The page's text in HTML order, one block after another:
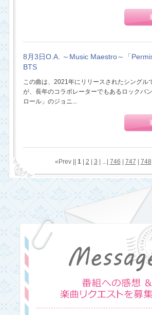
8月3日O.A. ～Music Maestro～「
BTS
この曲は、2021年にリリースされたシングル
が、長年のコラボレーターでもあるロックバ
ロール」のジョニ...
«Prev || 1| 2 3 | ...| 746 747 748